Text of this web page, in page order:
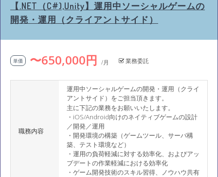
【.NET（C#),Unity】運用中ソーシャルゲームの
開発・運用（クライアントサイド）
単価 〜650,000円 /月 業務委託
職務内容
運用中ソーシャルゲームの開発・運用（クライ
アントサイド）をご担当頂きます。
主に下記の業務をお願いいたします。
・iOS/Android向けのネイティブゲームの設計
／開発／運用
・開発環境の構築（ゲームツール、サーバ構
築、テスト環境など）
・運用の負荷軽減に対する効率化、およびアッ
プデートの作業軽減における効率化
・ゲーム開発技術のスキル習得、ノウハウ共有